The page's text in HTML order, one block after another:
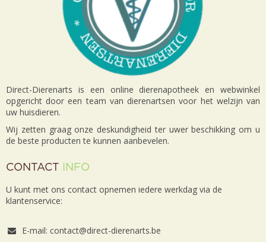
Direct-Dierenarts is een online dierenapotheek en webwinkel
opgericht door een team van dierenartsen voor het welzijn van
uw huisdieren.
Wij zetten graag onze deskundigheid ter uwer beschikking om u
de beste producten te kunnen aanbevelen.
CONTACT INFO
U kunt met ons contact opnemen iedere werkdag via de
klantenservice:
E-mail: contact@direct-dierenarts.be